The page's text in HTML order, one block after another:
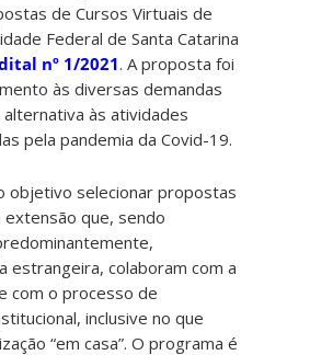
de Cursos Virtuais de
Federal de Santa Catarina
nº 1/2021. A proposta foi
às diversas demandas
às atividades
pela pandemia da Covid-19.
objetivo selecionar propostas
que, sendo
estrangeira, colaboram com a
com o processo de
inclusive no que
“em casa”. O programa é